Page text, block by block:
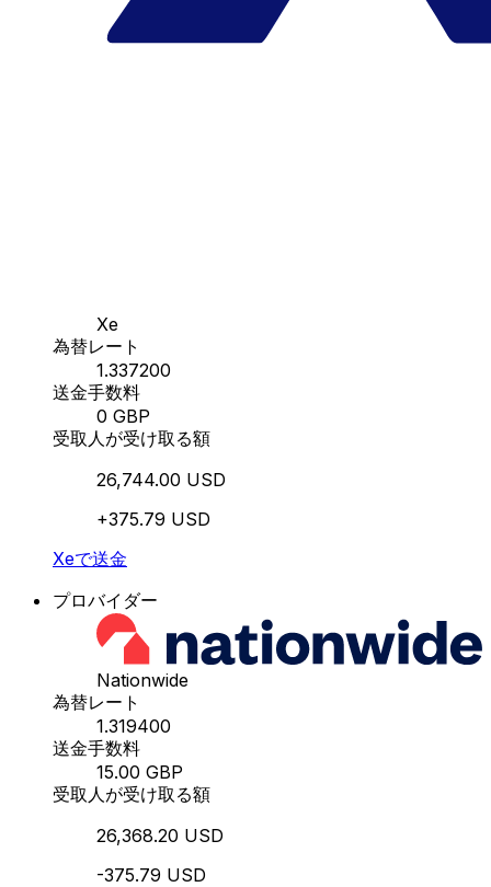
Xe
為替レート
1.337200
送金手数料
0 GBP
受取人が受け取る額
26,744.00 USD
+375.79 USD
Xeで送金
プロバイダー
Nationwide
為替レート
1.319400
送金手数料
15.00 GBP
受取人が受け取る額
26,368.20 USD
-375.79 USD